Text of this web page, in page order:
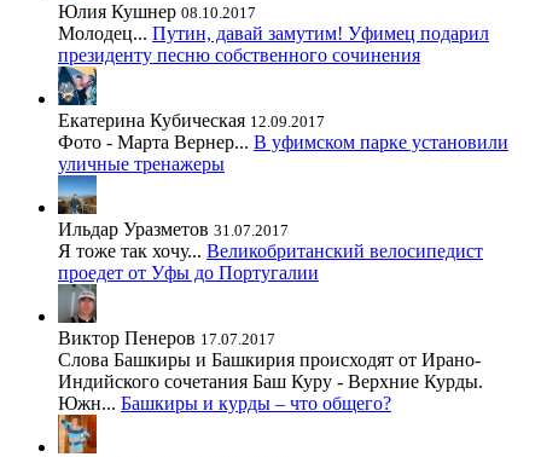
Юлия Кушнер 08.10.2017
Молодец... Путин, давай замутим! Уфимец подарил
президенту песню собственного сочинения
Екатерина Кубическая 12.09.2017
Фото - Марта Вернер... В уфимском парке установили
уличные тренажеры
Ильдар Уразметов 31.07.2017
Я тоже так хочу... Великобританский велосипедист
проедет от Уфы до Португалии
Виктор Пенеров 17.07.2017
Слова Башкиры и Башкирия происходят от Ирано-
Индийского сочетания Баш Куру - Верхние Курды.
Южн... Башкиры и курды – что общего?